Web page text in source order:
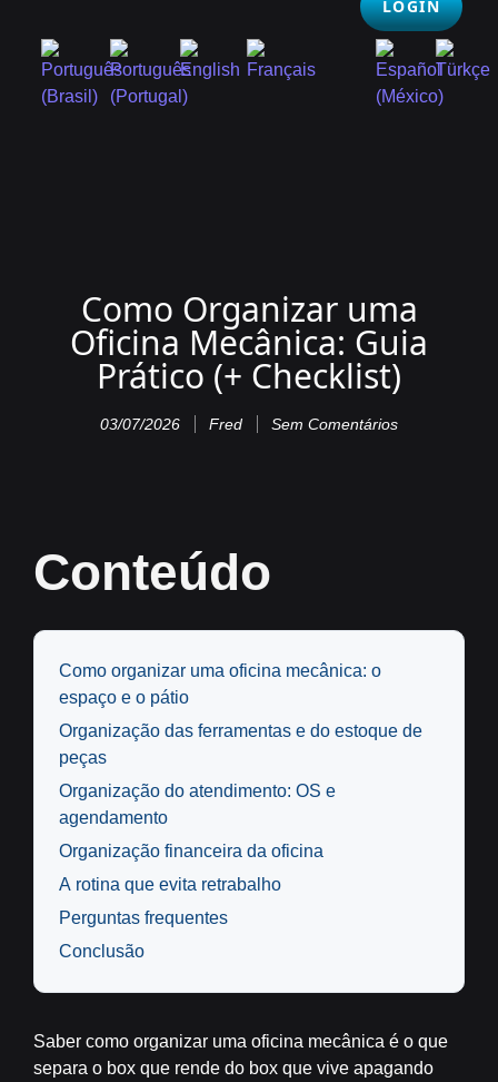
LOGIN
Como Organizar uma
Oficina Mecânica: Guia
Prático (+ Checklist)
03/07/2026 Fred Sem Comentários
Conteúdo
Como organizar uma oficina mecânica: o
espaço e o pátio
Organização das ferramentas e do estoque de
peças
Organização do atendimento: OS e
agendamento
Organização financeira da oficina
A rotina que evita retrabalho
Perguntas frequentes
Conclusão
Saber como organizar uma oficina mecânica é o que
separa o box que rende do box que vive apagando